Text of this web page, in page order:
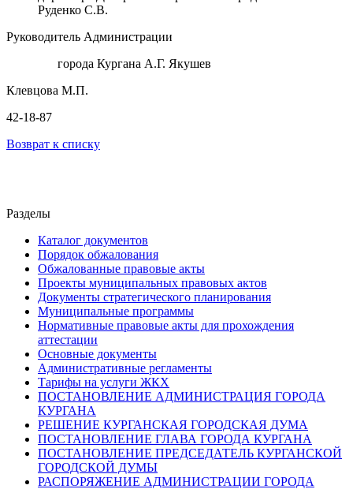
Руденко С.В.
Руководитель Администрации
города Кургана А.Г. Якушев
Клевцова М.П.
42-18-87
Возврат к списку
Разделы
Каталог документов
Порядок обжалования
Обжалованные правовые акты
Проекты муниципальных правовых актов
Документы стратегического планирования
Муниципальные программы
Нормативные правовые акты для прохождения
аттестации
Основные документы
Административные регламенты
Тарифы на услуги ЖКХ
ПОСТАНОВЛЕНИЕ АДМИНИСТРАЦИЯ ГОРОДА
КУРГАНА
РЕШЕНИЕ КУРГАНСКАЯ ГОРОДСКАЯ ДУМА
ПОСТАНОВЛЕНИЕ ГЛАВА ГОРОДА КУРГАНА
ПОСТАНОВЛЕНИЕ ПРЕДСЕДАТЕЛЬ КУРГАНСКОЙ
ГОРОДСКОЙ ДУМЫ
РАСПОРЯЖЕНИЕ АДМИНИСТРАЦИИ ГОРОДА